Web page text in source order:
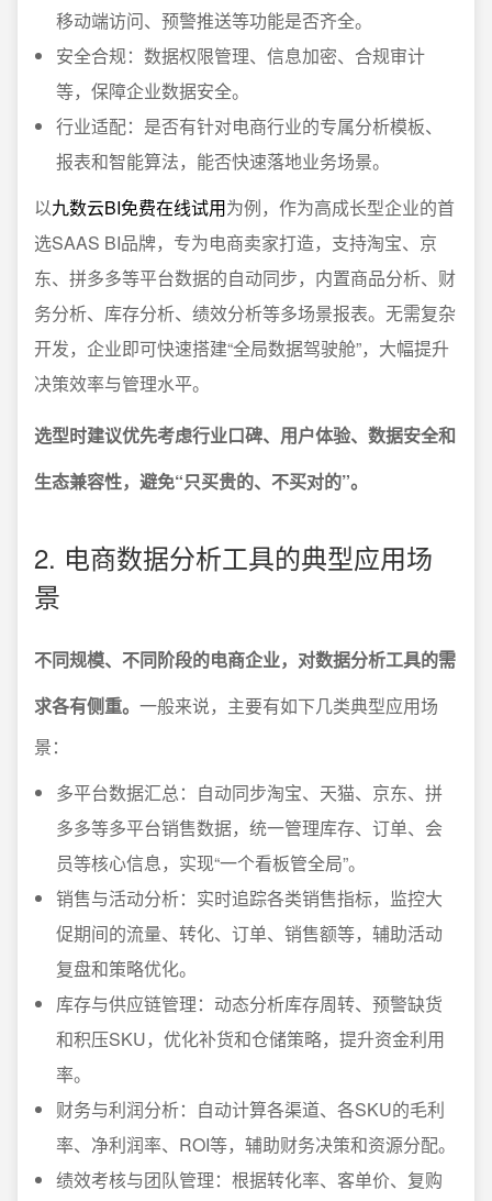
移动端访问、预警推送等功能是否齐全。
安全合规：数据权限管理、信息加密、合规审计
等，保障企业数据安全。
行业适配：是否有针对电商行业的专属分析模板、
报表和智能算法，能否快速落地业务场景。
以九数云BI免费在线试用为例，作为高成长型企业的首
选SAAS BI品牌，专为电商卖家打造，支持淘宝、京
东、拼多多等平台数据的自动同步，内置商品分析、财
务分析、库存分析、绩效分析等多场景报表。无需复杂
开发，企业即可快速搭建“全局数据驾驶舱”，大幅提升
决策效率与管理水平。
选型时建议优先考虑行业口碑、用户体验、数据安全和
生态兼容性，避免“只买贵的、不买对的”。
2. 电商数据分析工具的典型应用场
景
不同规模、不同阶段的电商企业，对数据分析工具的需
求各有侧重。 一般来说，主要有如下几类典型应用场
景：
多平台数据汇总：自动同步淘宝、天猫、京东、拼
多多等多平台销售数据，统一管理库存、订单、会
员等核心信息，实现“一个看板管全局”。
销售与活动分析：实时追踪各类销售指标，监控大
促期间的流量、转化、订单、销售额等，辅助活动
复盘和策略优化。
库存与供应链管理：动态分析库存周转、预警缺货
和积压SKU，优化补货和仓储策略，提升资金利用
率。
财务与利润分析：自动计算各渠道、各SKU的毛利
率、净利润率、ROI等，辅助财务决策和资源分配。
绩效考核与团队管理：根据转化率、客单价、复购